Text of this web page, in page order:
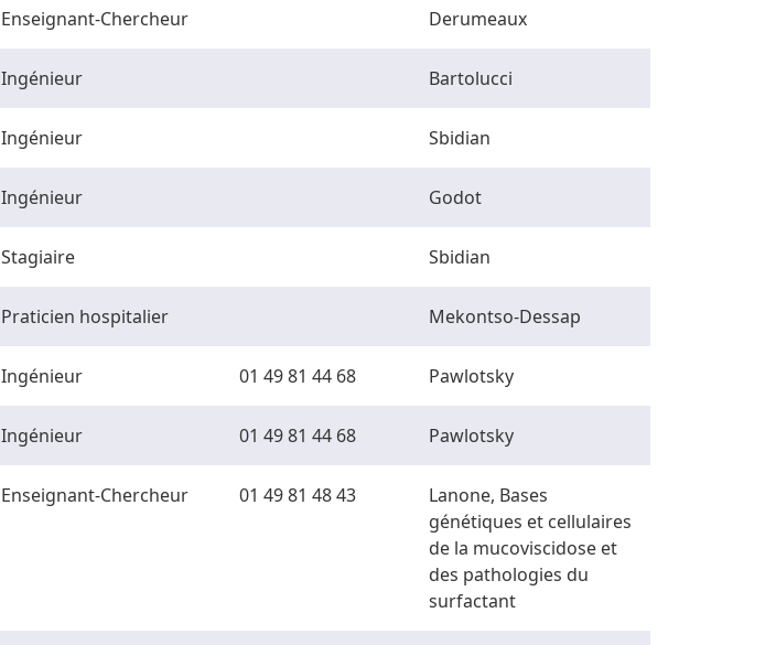
Enseignant-Chercheur Derumeaux
Ingénieur Bartolucci
Ingénieur Sbidian
Ingénieur Godot
Stagiaire Sbidian
Praticien hospitalier Mekontso-Dessap
Ingénieur 01 49 81 44 68 Pawlotsky
Ingénieur 01 49 81 44 68 Pawlotsky
Enseignant-Chercheur 01 49 81 48 43
Lanone, Bases
génétiques et cellulaires
de la mucoviscidose et
des pathologies du
surfactant